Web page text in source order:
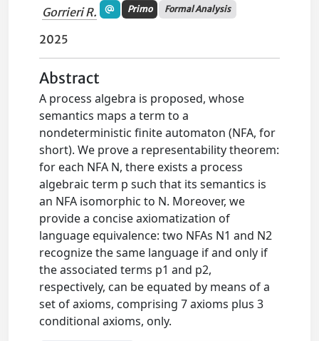
Gorrieri R. Primo Formal Analysis
2025
Abstract
A process algebra is proposed, whose
semantics maps a term to a
nondeterministic finite automaton (NFA, for
short). We prove a representability theorem:
for each NFA N, there exists a process
algebraic term p such that its semantics is
an NFA isomorphic to N. Moreover, we
provide a concise axiomatization of
language equivalence: two NFAs N1 and N2
recognize the same language if and only if
the associated terms p1 and p2,
respectively, can be equated by means of a
set of axioms, comprising 7 axioms plus 3
conditional axioms, only.